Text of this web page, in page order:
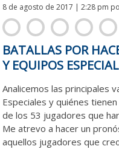
8 de agosto de 2017 | 2:28 pm
BATALLAS POR
Y EQUIPOS
Analicemos las principales
Especiales y quiénes
de los 53 jugadores que
Me atrevo a hacer un
aquellos jugadores que